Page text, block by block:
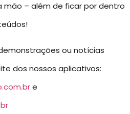
mão – além de ficar por dentro
ou notícias
dos nossos aplicativos:
e